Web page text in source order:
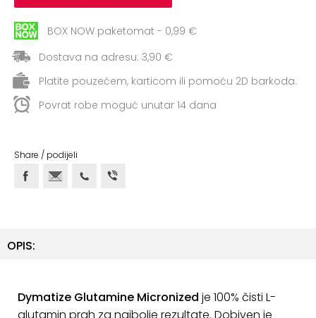
Elastične
trake
Boks
Borilački
sportovi
Rehabilitacija
i
Sportske
torbe
BOX NOW paketomat - 0,99 €
Dostava na adresu: 3,90 €
Platite pouzećem, karticom ili pomoću 2D barkoda.
Povrat robe moguć unutar 14 dana
Share / podijeli
OPIS:
Dymatize Glutamine Micronized je 100% čisti L-